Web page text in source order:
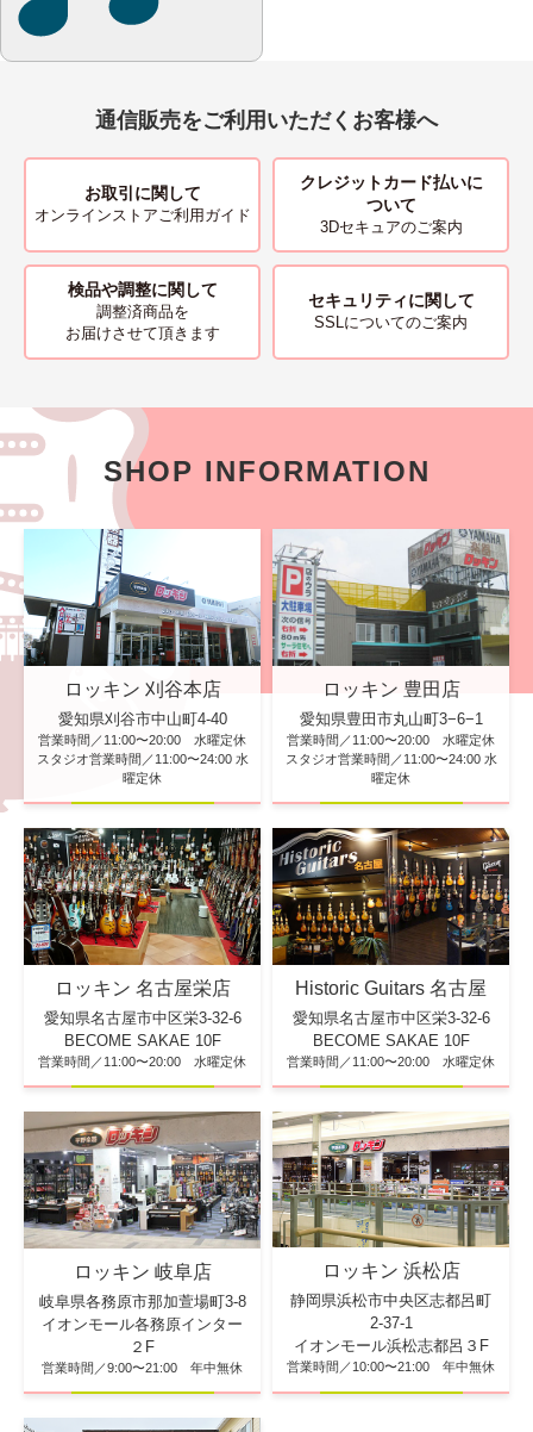
通信販売をご利用いただくお客様へ
お取引に関して
オンラインストアご利用ガイド
クレジットカード払いに
ついて
3Dセキュアのご案内
検品や調整に関して
調整済商品を
お届けさせて頂きます
セキュリティに関して
SSLについてのご案内
SHOP INFORMATION
ロッキン 刈谷本店
愛知県刈谷市中山町4-40
営業時間／11:00〜20:00 水曜定休
スタジオ営業時間／11:00〜24:00 水
曜定休
ロッキン 豊田店
愛知県豊田市丸山町3−6−1
営業時間／11:00〜20:00 水曜定休
スタジオ営業時間／11:00〜24:00 水
曜定休
ロッキン 名古屋栄店
愛知県名古屋市中区栄3-32-6
BECOME SAKAE 10F
営業時間／11:00〜20:00 水曜定休
Historic Guitars 名古屋
愛知県名古屋市中区栄3-32-6
BECOME SAKAE 10F
営業時間／11:00〜20:00 水曜定休
ロッキン 岐阜店
岐阜県各務原市那加萱場町3-8
イオンモール各務原インター
２F
営業時間／9:00〜21:00 年中無休
ロッキン 浜松店
静岡県浜松市中央区志都呂町
2-37-1
イオンモール浜松志都呂３F
営業時間／10:00〜21:00 年中無休